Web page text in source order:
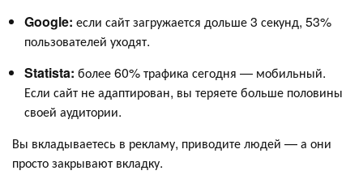
Google: если сайт загружается дольше 3 секунд, 53%
пользователей уходят.
Statista: более 60% трафика сегодня — мобильный.
Если сайт не адаптирован, вы теряете больше половины
своей аудитории.
Вы вкладываетесь в рекламу, приводите людей — а они
просто закрывают вкладку.